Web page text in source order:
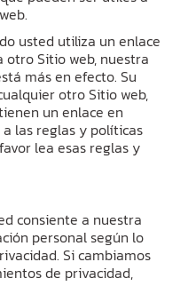
usted utiliza un enlace
Sitio web, nuestra
más en efecto. Su
otro Sitio web,
un enlace en
las reglas y políticas
lea esas reglas y
consiente a nuestra
personal según lo
Si cambiamos
de privacidad,